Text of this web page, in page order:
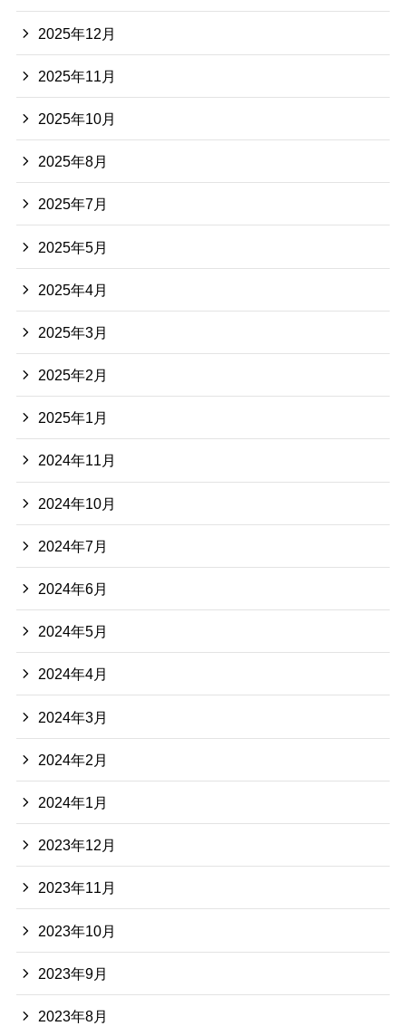
2025年12月
2025年11月
2025年10月
2025年8月
2025年7月
2025年5月
2025年4月
2025年3月
2025年2月
2025年1月
2024年11月
2024年10月
2024年7月
2024年6月
2024年5月
2024年4月
2024年3月
2024年2月
2024年1月
2023年12月
2023年11月
2023年10月
2023年9月
2023年8月